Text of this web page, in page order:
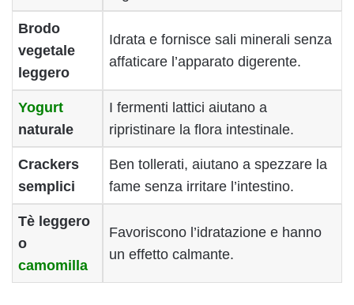
Brodo
vegetale
leggero
Idrata e fornisce sali minerali senza
affaticare l’apparato digerente.
Yogurt
naturale
I fermenti lattici aiutano a
ripristinare la flora intestinale.
Crackers
semplici
Ben tollerati, aiutano a spezzare la
fame senza irritare l’intestino.
Tè leggero
o
camomilla
Favoriscono l’idratazione e hanno
un effetto calmante.